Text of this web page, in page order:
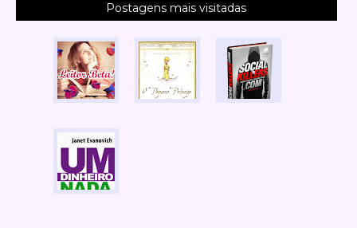
Postagens mais visitadas